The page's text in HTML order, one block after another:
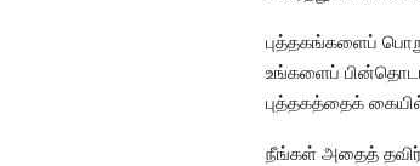
புத்தகங்களைப்
உங்களைப் பின்தொடர
புத்தகத்தைக்
நீங்கள் அதைத்